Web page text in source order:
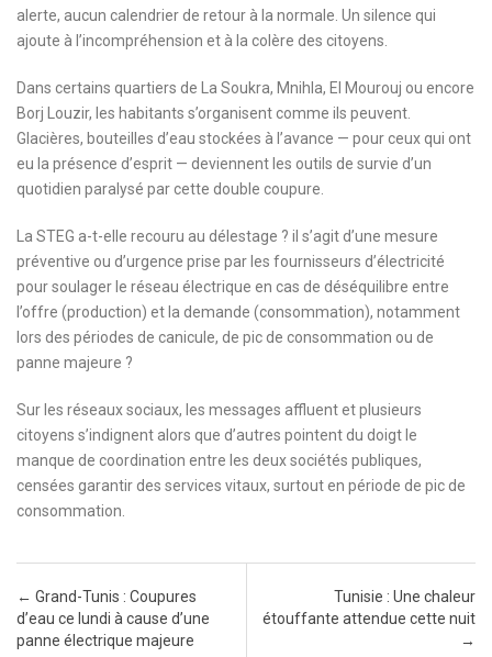
alerte, aucun calendrier de retour à la normale. Un silence qui
ajoute à l’incompréhension et à la colère des citoyens.
Dans certains quartiers de La Soukra, Mnihla, El Mourouj ou encore
Borj Louzir, les habitants s’organisent comme ils peuvent.
Glacières, bouteilles d’eau stockées à l’avance — pour ceux qui ont
eu la présence d’esprit — deviennent les outils de survie d’un
quotidien paralysé par cette double coupure.
La STEG a-t-elle recouru au délestage ? il s’agit d’une mesure
préventive ou d’urgence prise par les fournisseurs d’électricité
pour soulager le réseau électrique en cas de déséquilibre entre
l’offre (production) et la demande (consommation), notamment
lors des périodes de canicule, de pic de consommation ou de
panne majeure ?
Sur les réseaux sociaux, les messages affluent et plusieurs
citoyens s’indignent alors que d’autres pointent du doigt le
manque de coordination entre les deux sociétés publiques,
censées garantir des services vitaux, surtout en période de pic de
consommation.
Post navigation
← Grand-Tunis : Coupures
d’eau ce lundi à cause d’une
panne électrique majeure
Tunisie : Une chaleur
étouffante attendue cette nuit
→